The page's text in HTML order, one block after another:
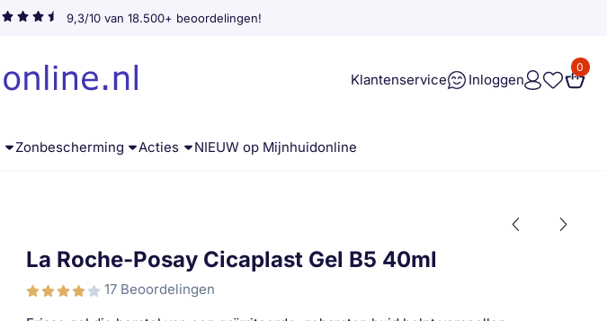
9,3/10 van 18.500+ beoordelingen!
Klantenservice
Inloggen
0
Zonbescherming Acties NIEUW op Mijnhuidonline
La Roche-Posay Cicaplast Gel B5 40ml
17 Beoordelingen